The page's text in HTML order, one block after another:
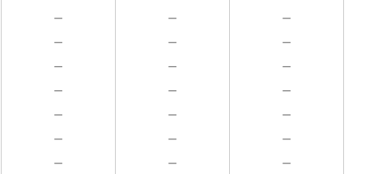
－
－
－
－
－
－
－
－
－
－
－
－
－
－
－
－
－
－
－
－
－